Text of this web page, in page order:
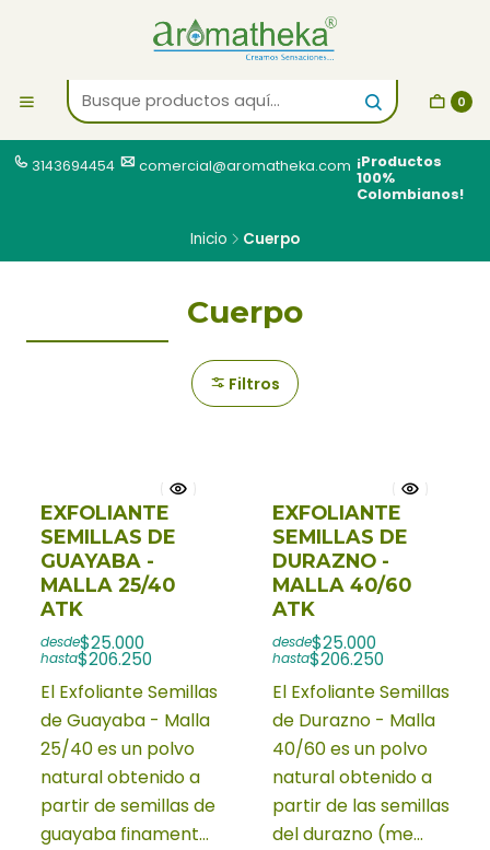
0
3143694454 comercial@aromatheka.com ¡Productos
100%
Colombianos!
Inicio Cuerpo
Cuerpo
Filtros
EXFOLIANTE
SEMILLAS DE
GUAYABA -
MALLA 25/40
ATK
desde$25.000
hasta$206.250
El Exfoliante Semillas
de Guayaba - Malla
25/40 es un polvo
natural obtenido a
partir de semillas de
guayaba finament...
EXFOLIANTE
SEMILLAS DE
DURAZNO -
MALLA 40/60
ATK
desde$25.000
hasta$206.250
El Exfoliante Semillas
de Durazno - Malla
40/60 es un polvo
natural obtenido a
partir de las semillas
del durazno (me...